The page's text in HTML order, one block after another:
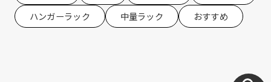
ハンガーラック
中量ラック おすすめ